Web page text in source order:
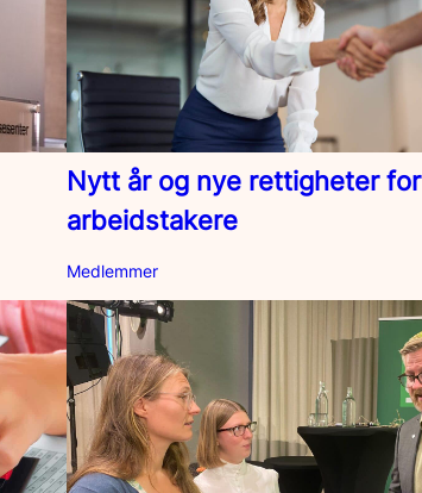
Nytt år og nye rettigheter for
arbeidstakere
Medlemmer